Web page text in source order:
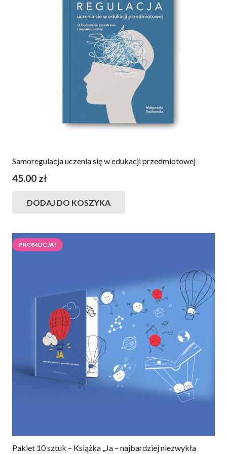
Samoregulacja uczenia się w edukacji przedmiotowej
45.00 zł
DODAJ DO KOSZYKA
PROMOCJA!
Pakiet 10 sztuk – Książka „Ja – najbardziej niezwykła